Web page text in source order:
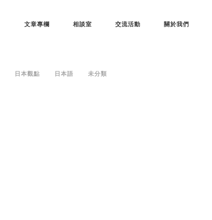
文章專欄 相談室 交流活動 關於我們
日本觀點 日本語 未分類